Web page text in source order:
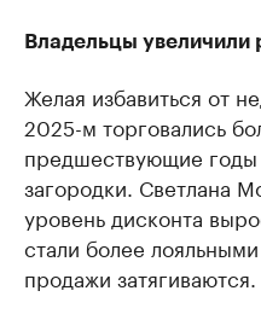
Владельцы увеличили
Желая избавиться от
2025-м торговались
предшествующие
загородки. Светлана
уровень дисконта
стали более
продажи затягиваются.